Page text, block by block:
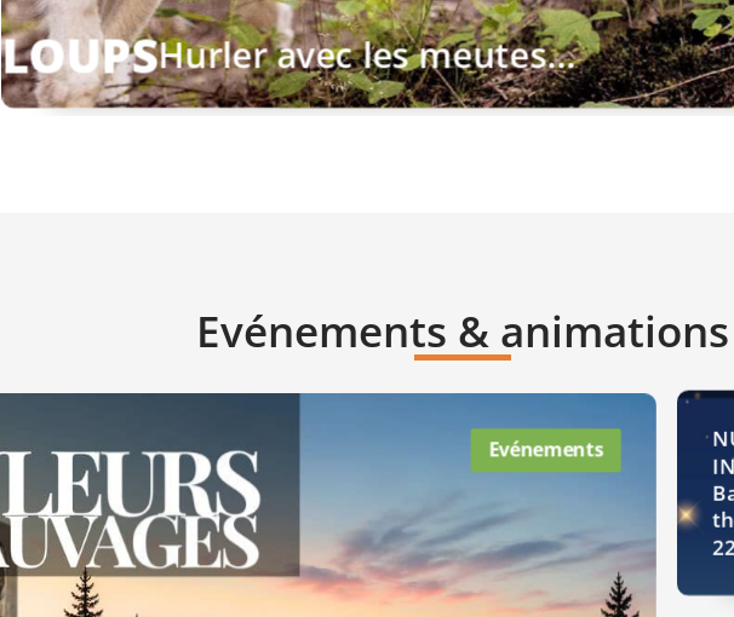
LOUPSHurler avec les meutes...
Evénements & animations
Evénements